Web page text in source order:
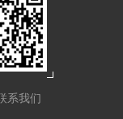
系我们